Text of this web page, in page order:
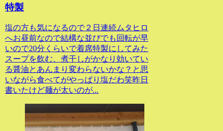
特製
塩の方も気になるので２日連続ムタヒロ
へお昼前なので結構な並びでも回転が早
いので20分くらいで着席特製にしてみた
スープを飲む、煮干しがかなり効いてい
る醤油とあんまり変わらないかな？と思
いながら食べてがやっぱり塩だわ笑昨日
書いたけど麺が太いのが...